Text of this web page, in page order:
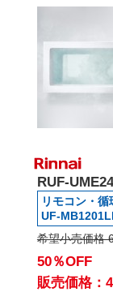
RUF-
リモコン・
UF-
希望小売価格
50％OFF
販売価格：